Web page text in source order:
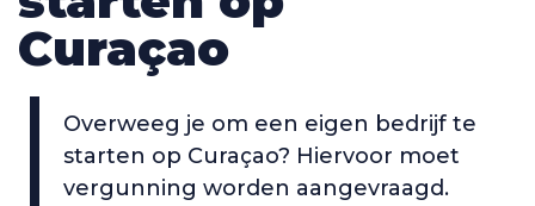
Curaçao
Overweeg je om een eigen bedrijf te
starten op Curaçao? Hiervoor moet
vergunning worden aangevraagd.